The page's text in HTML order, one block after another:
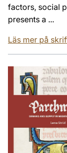
factors, social
presents a ...
Läs mer på